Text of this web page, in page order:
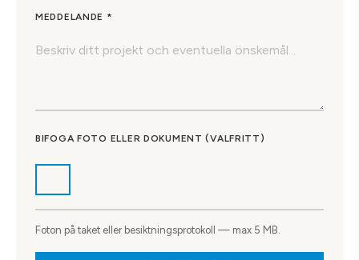
MEDDELANDE *
BIFOGA FOTO ELLER DOKUMENT (VALFRITT)
Foton på taket eller besiktningsprotokoll — max 5 MB.